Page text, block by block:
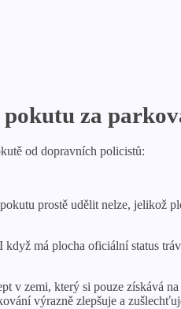
za
od dopravních policistů:
prostě udělit nelze,
má plocha oficiální status
v zemi, který si pouze získává
výrazně zlepšuje a